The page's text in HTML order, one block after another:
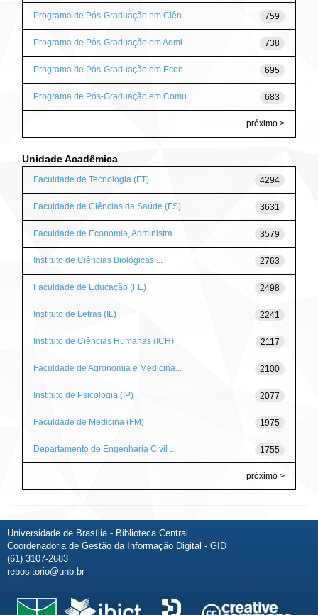
759
Programa de Pós-Graduação em Ciên...
738
Programa de Pós-Graduação em Admi...
695
Programa de Pós-Graduação em Econ...
683
Programa de Pós-Graduação em Comu...
próximo >
Unidade Acadêmica
4294
Faculdade de Tecnologia (FT)
3631
Faculdade de Ciências da Saúde (FS)
3579
Faculdade de Economia, Administra...
2763
Instituto de Ciências Biológicas ...
2498
Faculdade de Educação (FE)
2241
Instituto de Letras (IL)
2117
Instituto de Ciências Humanas (ICH)
2100
Faculdade de Agronomia e Medicina...
2077
Instituto de Psicologia (IP)
1975
Faculdade de Medicina (FM)
1755
Departamento de Engenharia Civil ...
próximo >
Universidade de Brasília - Biblioteca Central
Coordenadoria de Gestão da Informação Digital - GID
(61) 3107-2683
repositorio@unb.br